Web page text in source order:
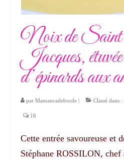
Noix de
Jacques, étuvée
d’épinards aux
par Mamancadeborde | Classé dans :
16
Cette entrée savoureuse et
Stéphane ROSSILON, chef